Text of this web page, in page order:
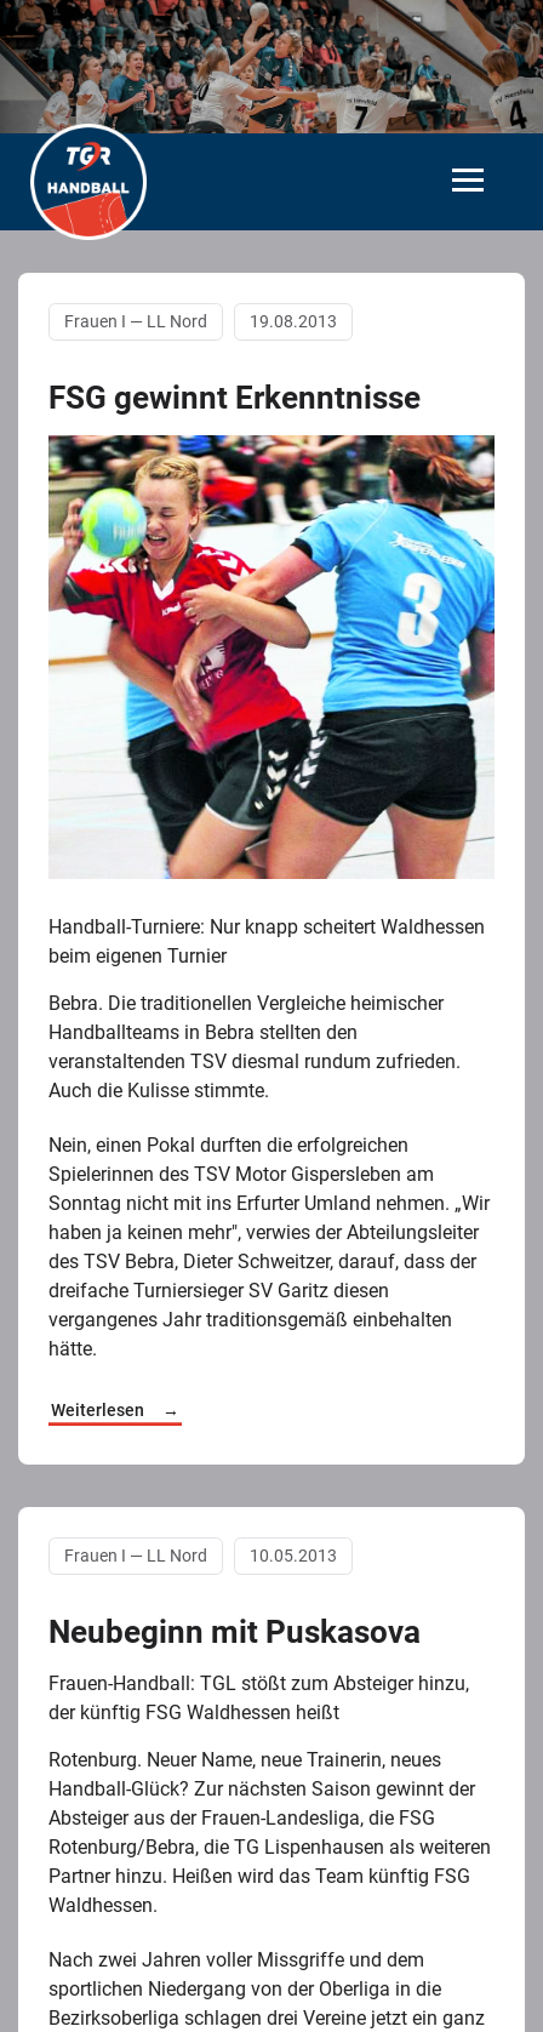
FSG gewinnt Erkenntnisse
Frauen I — LL Nord 19.08.2013
Handball-Turniere: Nur knapp scheitert Waldhessen
beim eigenen Turnier
Bebra. Die traditionellen Vergleiche heimischer
Handballteams in Bebra stellten den
veranstaltenden TSV diesmal rundum zufrieden.
Auch die Kulisse stimmte.
Nein, einen Pokal durften die erfolgreichen
Spielerinnen des TSV Motor Gispersleben am
Sonntag nicht mit ins Erfurter Umland nehmen. „Wir
haben ja keinen mehr", verwies der Abteilungsleiter
des TSV Bebra, Dieter Schweitzer, darauf, dass der
dreifache Turniersieger SV Garitz diesen
vergangenes Jahr traditionsgemäß einbehalten
hätte.
Weiterlesen
Neubeginn mit Puskasova
Frauen I — LL Nord 10.05.2013
Frauen-Handball: TGL stößt zum Absteiger hinzu,
der künftig FSG Waldhessen heißt
Rotenburg. Neuer Name, neue Trainerin, neues
Handball-Glück? Zur nächsten Saison gewinnt der
Absteiger aus der Frauen-Landesliga, die FSG
Rotenburg/Bebra, die TG Lispenhausen als weiteren
Partner hinzu. Heißen wird das Team künftig FSG
Waldhessen.
Nach zwei Jahren voller Missgriffe und dem
sportlichen Niedergang von der Oberliga in die
Bezirksoberliga schlagen drei Vereine jetzt ein ganz